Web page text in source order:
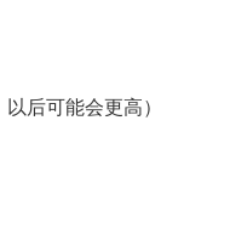
后可能会更高）